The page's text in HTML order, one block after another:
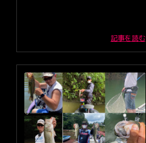
記事を読む